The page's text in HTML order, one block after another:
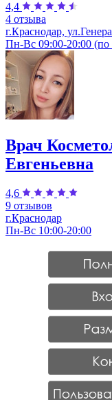
4,4
4 отзыва
г.Краснодар,
Пн-Вс 09:00-20:00 (по
Врач
Евгеньевна
4,6
9 отзывов
г.Краснодар
Пн-Вс 10:00-20:00